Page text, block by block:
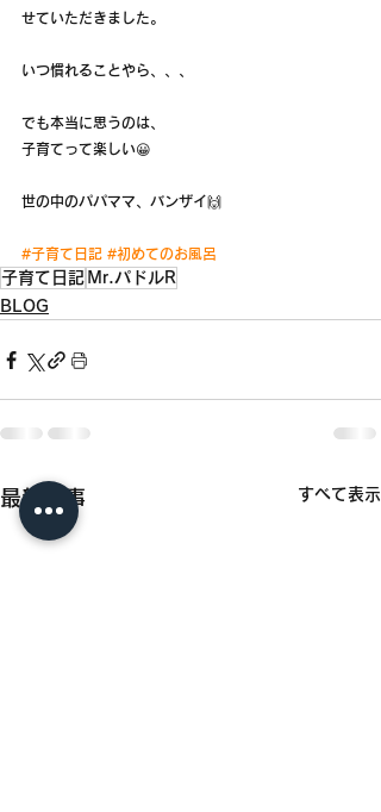
せていただきました。
いつ慣れることやら、、、
でも本当に思うのは、
子育てって楽しい😀
世の中のパパママ、バンザイ🙌
#子育て日記 #初めてのお風呂
子育て日記 Mr.パドルR
BLOG
最新記事 すべて表示